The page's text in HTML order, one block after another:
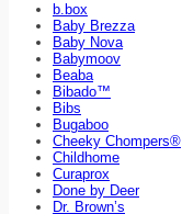
b.box
Baby Brezza
Baby Nova
Babymoov
Beaba
Bibado™
Bibs
Bugaboo
Cheeky Chompers®
Childhome
Curaprox
Done by Deer
Dr. Brown’s